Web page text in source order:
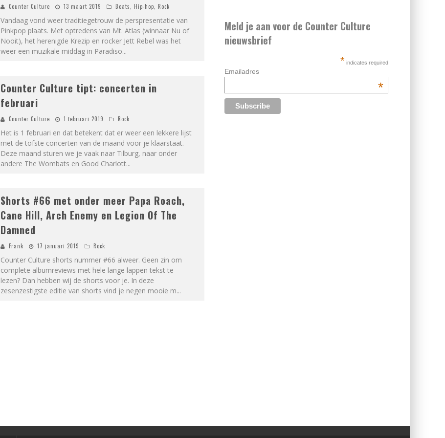
Counter Culture 13 maart 2019 Beats Hip-hop Rock
Vandaag vond weer traditiegetrouw de perspresentatie van
Pinkpop plaats. Met optredens van Mt. Atlas (winnaar Nu of
Nooit), het herenigde Krezip en rocker Jett Rebel was het
weer een muzikale middag in Paradiso...
Counter Culture tipt: concerten in
februari
Counter Culture 1 februari 2019 Rock
Het is 1 februari en dat betekent dat er weer een lekkere lijst
met de tofste concerten van de maand voor je klaarstaat.
Deze maand sturen we je vaak naar Tilburg, naar onder
andere The Wombats en Good Charlott...
Shorts #66 met onder meer Papa Roach,
Cane Hill, Arch Enemy en Legion Of The
Damned
Frank 17 januari 2019 Rock
Counter Culture shorts nummer #66 alweer. Geen zin om
complete albumreviews met hele lange lappen tekst te
lezen? Dan hebben wij de shorts voor je. In deze
zesenzestigste editie van shorts vind je negen mooie m...
Meld je aan voor de Counter Culture
nieuwsbrief
* indicates required
Emailadres
*